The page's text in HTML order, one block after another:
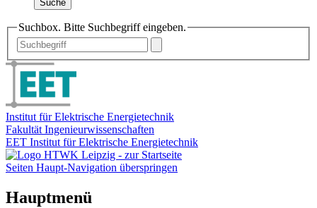
Suche
Suchbox. Bitte Suchbegriff eingeben.
Institut für Elektrische Energietechnik
Fakultät Ingenieurwissenschaften
EET Institut für Elektrische Energietechnik
Seiten Haupt-Navigation überspringen
Hauptmenü